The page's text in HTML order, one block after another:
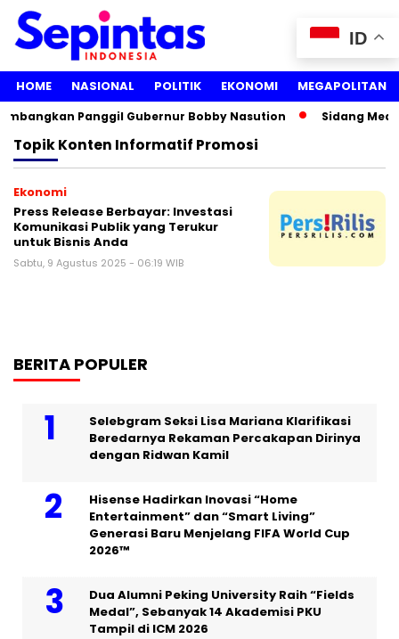
HOME NASIONAL POLITIK EKONOMI MEGAPOLITAN
Panggil Gubernur Bobby Nasution Sidang
TopikKonten Informatif Promosi
Ekonomi
Press Release Berbayar: Investasi
Komunikasi Publik yang Terukur
untuk Bisnis Anda
Sabtu, 9 Agustus 2025 - 06:19 WIB
BERITA POPULER
Selebgram Seksi Lisa Mariana Klarifikasi
Beredarnya Rekaman Percakapan Dirinya
dengan Ridwan Kamil
Hisense Hadirkan Inovasi “Home
Entertainment” dan “Smart Living”
Generasi Baru Menjelang FIFA World Cup
2026™
Dua Alumni Peking University Raih “Fields
Medal”, Sebanyak 14 Akademisi PKU
Tampil di ICM 2026
ID